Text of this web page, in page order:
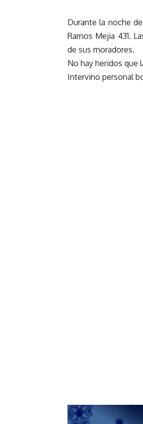
Durante la noche
Ramos Mejia 431.
de sus moradores.
No hay heridos que
Intervino personal